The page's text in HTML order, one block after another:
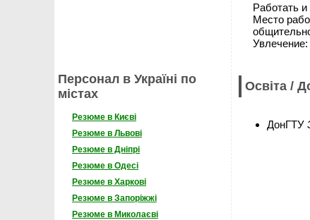
Персонал в Україні по
містах
Резюме в Києві
Резюме в Львові
Резюме в Дніпрі
Резюме в Одесі
Резюме в Харкові
Резюме в Запоріжжі
Резюме в Миколаєві
Работать
Место
Увлечение:
Освіта /
ДонГТУ